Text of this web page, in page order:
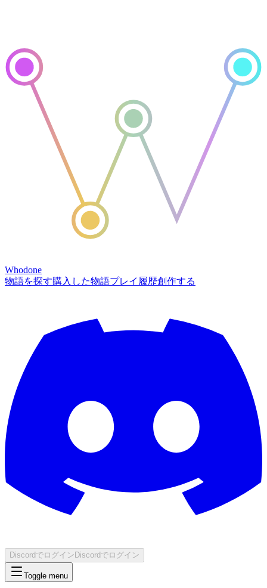
Whodone
物語を探す購入した物語プレイ履歴創作する
Discordでログイン Discordでログイン
Toggle menu